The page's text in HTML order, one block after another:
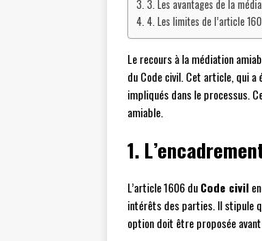
3. Les avantages de la
4. Les limites de l’article
Le recours à la médiation
du Code civil. Cet article, qui
impliqués dans le processus.
amiable.
1.
L’article 1606 duCode civil
intérêts des parties. Il stipule
option doit être proposée